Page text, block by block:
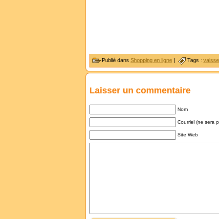
Publié dans Shopping en ligne | Tags :
Laisser un commentaire
Nom
Courriel (ne sera
Site Web